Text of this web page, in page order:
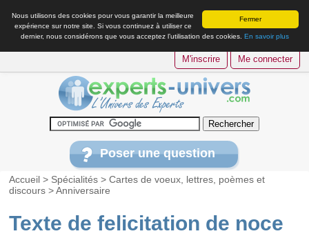
Fermer
Nous utilisons des cookies pour vous garantir la meilleure
expérience sur notre site. Si vous continuez à utiliser ce
dernier, nous considérons que vous acceptez l’utilisation des cookies. En savoir plus
M'inscrire Me connecter
Poser une question
Accueil > Spécialités >Cartes de voeux, lettres, poèmes et
discours >Anniversaire
Texte de felicitation de noce